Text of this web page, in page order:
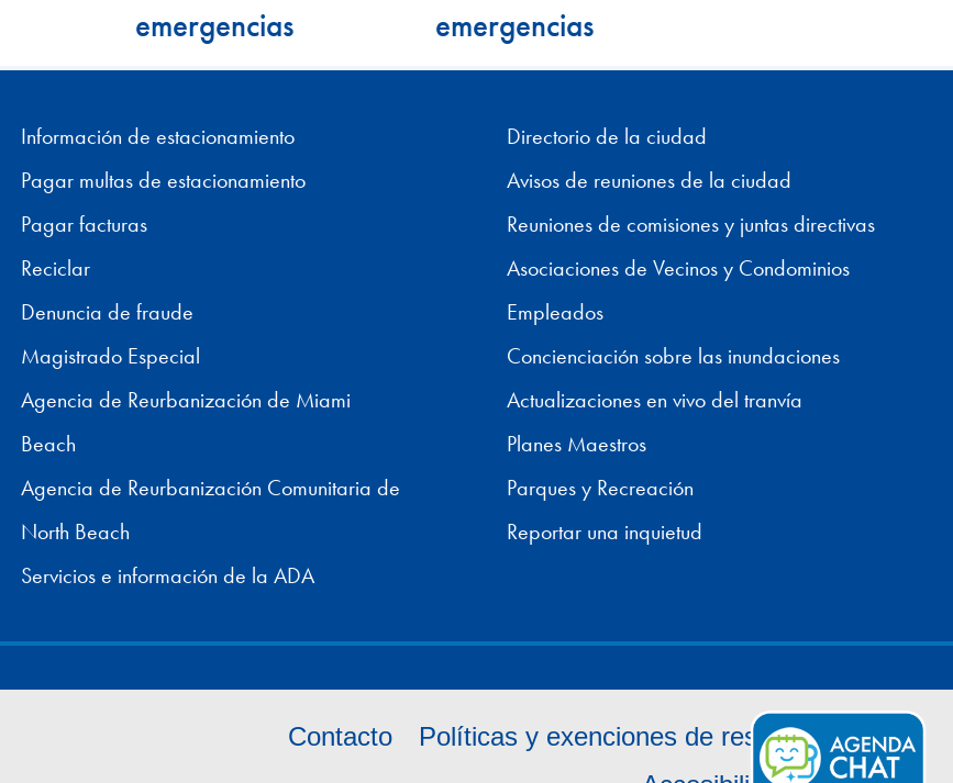
emergencias
emergencias
Información de estacionamiento
Pagar multas de estacionamiento
Pagar facturas
Reciclar
Denuncia de fraude
Magistrado Especial
Agencia de Reurbanización de Miami
Beach
Agencia de Reurbanización Comunitaria de
North Beach
Servicios e información de la ADA
Directorio de la ciudad
Avisos de reuniones de la ciudad
Reuniones de comisiones y juntas directivas
Asociaciones de Vecinos y Condominios
Empleados
Concienciación sobre las inundaciones
Actualizaciones en vivo del tranvía
Planes Maestros
Parques y Recreación
Reportar una inquietud
Contacto
Políticas y exenciones de responsabilidad